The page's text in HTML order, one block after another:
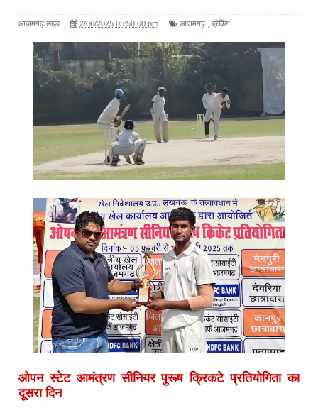
आज़मगढ़ लाइव 2/06/2025 05:50:00 pm आजमगढ़ ब्रेकिंग
ओपन स्टेट आमंत्रण सीनियर पुरूष क्रिकटे प्रतियोगिता का
दूसरा दिन